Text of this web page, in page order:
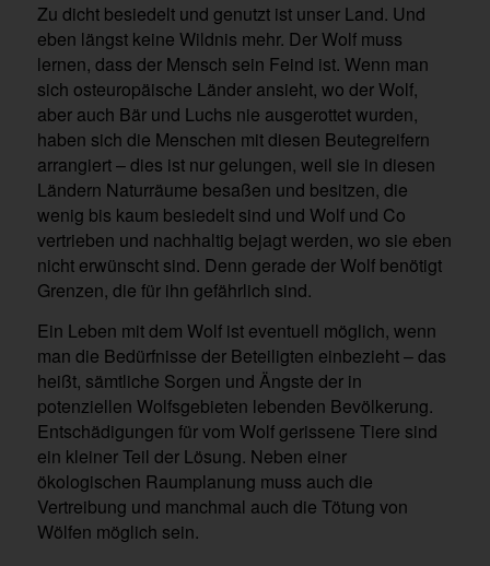
Zu dicht besiedelt und genutzt ist unser Land. Und
eben längst keine Wildnis mehr. Der Wolf muss
lernen, dass der Mensch sein Feind ist. Wenn man
sich osteuropäische Länder ansieht, wo der Wolf,
aber auch Bär und Luchs nie ausgerottet wurden,
haben sich die Menschen mit diesen Beutegreifern
arrangiert – dies ist nur gelungen, weil sie in diesen
Ländern Naturräume besaßen und besitzen, die
wenig bis kaum besiedelt sind und Wolf und Co
vertrieben und nachhaltig bejagt werden, wo sie eben
nicht erwünscht sind. Denn gerade der Wolf benötigt
Grenzen, die für ihn gefährlich sind.
Ein Leben mit dem Wolf ist eventuell möglich, wenn
man die Bedürfnisse der Beteiligten einbezieht – das
heißt, sämtliche Sorgen und Ängste der in
potenziellen Wolfsgebieten lebenden Bevölkerung.
Entschädigungen für vom Wolf gerissene Tiere sind
ein kleiner Teil der Lösung. Neben einer
ökologischen Raumplanung muss auch die
Vertreibung und manchmal auch die Tötung von
Wölfen möglich sein.